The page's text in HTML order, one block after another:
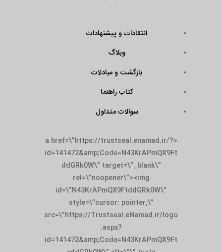
انتقادات و پیشنهادات
وبلاگ
بازگشت و مبادلات
کتاب راهنما
سوالات متداول
<a href=\”https://trustseal.enamad.ir/?
id=141472&amp;Code=N43KrAPmQX9Ft
ddGRk0W\” target=\”_blank\”
rel=\”noopener\”><img
id=\”N43KrAPmQX9FtddGRk0W\”
style=\”cursor: pointer;\”
src=\”https://Trustseal.eNamad.ir/logo
.aspx?
id=141472&amp;Code=N43KrAPmQX9Ft